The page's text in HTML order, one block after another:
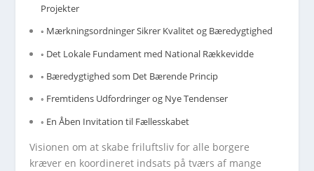
Projekter
Mærkningsordninger Sikrer Kvalitet og Bæredygtighed
Det Lokale Fundament med National Rækkevidde
Bæredygtighed som Det Bærende Princip
Fremtidens Udfordringer og Nye Tendenser
En Åben Invitation til Fællesskabet
Visionen om at skabe friluftsliv for alle borgere
kræver en koordineret indsats på tværs af mange